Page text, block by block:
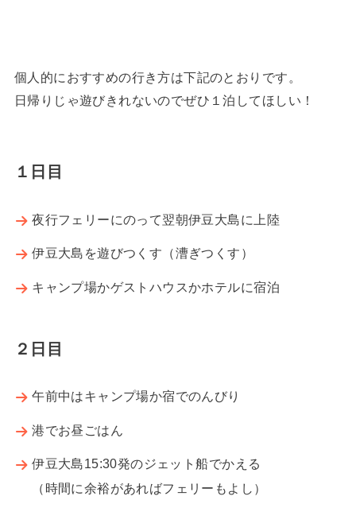
個人的におすすめの行き方は下記のとおりです。
日帰りじゃ遊びきれないのでぜひ１泊してほしい！
１日目
夜行フェリーにのって翌朝伊豆大島に上陸
伊豆大島を遊びつくす（漕ぎつくす）
キャンプ場かゲストハウスかホテルに宿泊
２日目
午前中はキャンプ場か宿でのんびり
港でお昼ごはん
伊豆大島15:30発のジェット船でかえる
（時間に余裕があればフェリーもよし）